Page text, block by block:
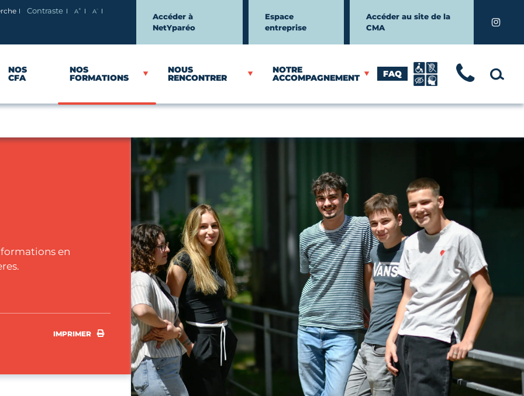
Contraste A+
Agrandir le texte
A-
Réduire le texte
Accéder à
NetYparéo
Espace
entreprise
Accéder au site de la
CMA
NOS
CFA
NOS
FORMATIONS
NOUS
RENCONTRER
NOTRE
ACCOMPAGNEMENT FAQ
en
IMPRIMER IMPRIMER